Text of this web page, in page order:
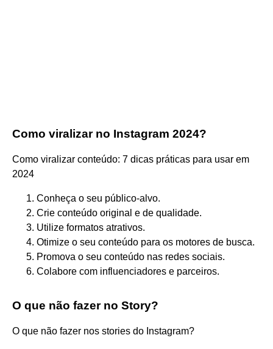
Como viralizar no Instagram 2024?
Como viralizar conteúdo: 7 dicas práticas para usar em
2024
Conheça o seu público-alvo.
Crie conteúdo original e de qualidade.
Utilize formatos atrativos.
Otimize o seu conteúdo para os motores de busca.
Promova o seu conteúdo nas redes sociais.
Colabore com influenciadores e parceiros.
O que não fazer no Story?
O que não fazer nos stories do Instagram?